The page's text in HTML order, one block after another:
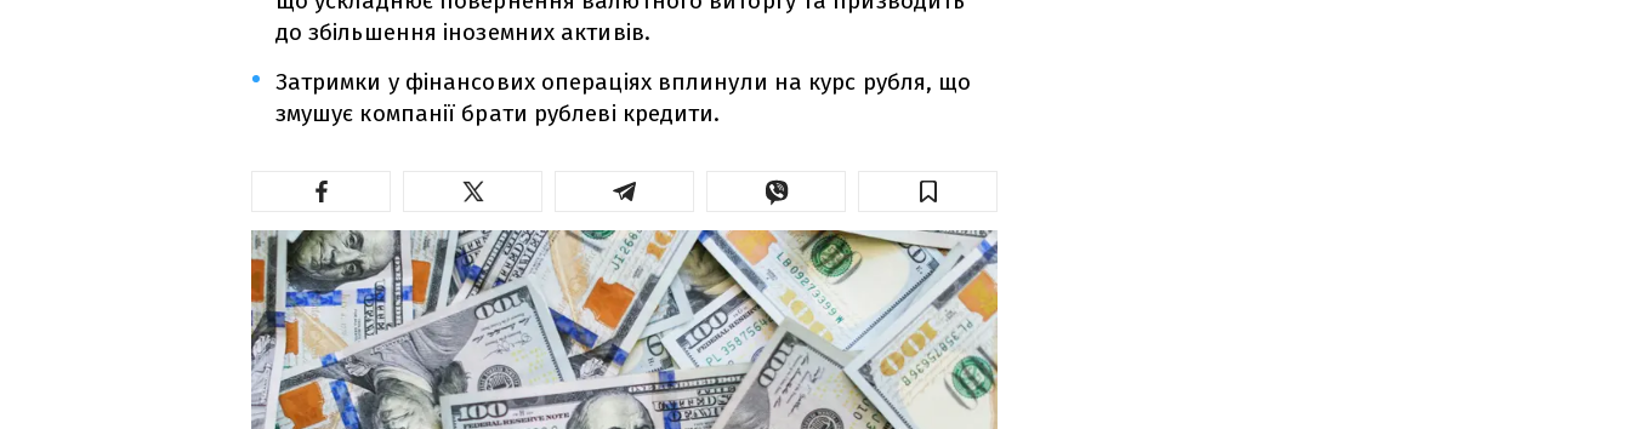
до збільшення іноземних активів.
Затримки у фінансових операціях вплинули на курс рубля, що
змушує компанії брати рублеві кредити.